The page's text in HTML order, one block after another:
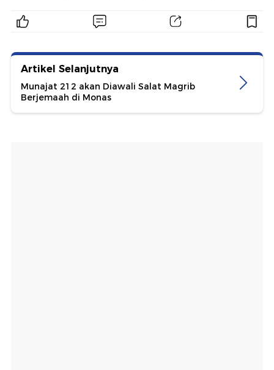
Artikel Selanjutnya
Munajat 212 akan Diawali Salat Magrib
Berjemaah di Monas